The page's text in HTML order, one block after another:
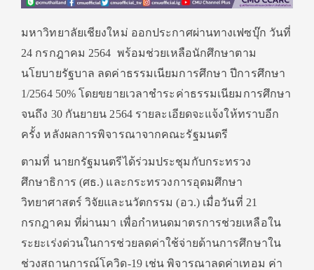
มหาวิทยาลัยเชียงใหม่ ออกประกาศผ่านทางเฟซบุ๊ก วันที่
24 กรกฎาคม 2564 พร้อมช่วยเหลือนักศึกษาตาม
นโยบายรัฐบาล ลดค่าธรรมเนียมการศึกษา ปีการศึกษา
1/2564 50% โดยขยายเวลาชำระค่าธรรมเนียมการศึกษา
จนถึง 30 กันยายน 2564 รายละเอียดจะแจ้งให้ทราบอีก
ครั้ง หลังผลการพิจารณาจากคณะรัฐมนตรี
ตามที่ นายกรัฐมนตรีได้ร่วมประชุมกับกระทรวง
ศึกษาธิการ (ศธ.) และกระทรวงการอุดมศึกษา
วิทยาศาสตร์ วิจัยและนวัตกรรม (อว.) เมื่อวันที่ 21
กรกฎาคม ที่ผ่านมา เพื่อกำหนดมาตรการช่วยเหลือใน
ระยะเร่งด่วนในการช่วยลดค่าใช้จ่ายด้านการศึกษาใน
ช่วงสถานการณ์โควิด-19 เช่น พิจารณาลดค่าเทอม ค่า